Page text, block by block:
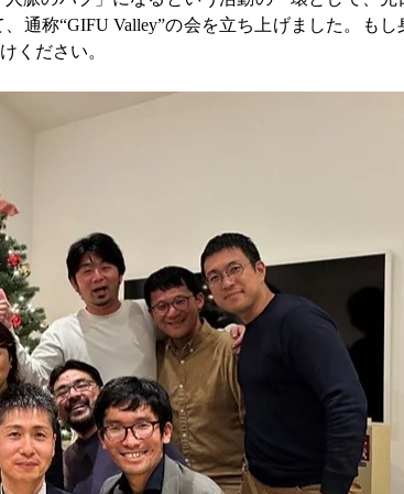
通称“GIFU Valley”の会を立ち上げました。もし
ください。